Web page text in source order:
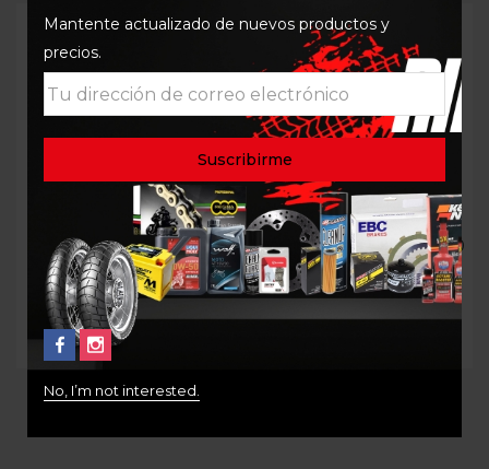
Out Of Stock
LUBRICANTE CADENA
OFF ROAD MAXIMA SYN
CHAIN GUARD 220ml
$48.000
ACEITE MOTOREX 10W50
POWER SYNT
$80.000
Mantente actualizado de nuevos productos y
precios.
No, I’m not interested.